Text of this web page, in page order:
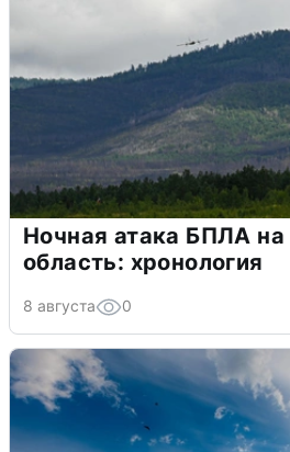
Ночная атака БПЛА
область: хронология
8 августа 0